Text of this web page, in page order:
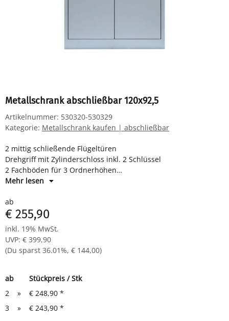
Metallschrank abschließbar 120x92,5
Artikelnummer: 530320-530329
Kategorie: Metallschrank kaufen | abschließbar
2 mittig schließende Flügeltüren
Drehgriff mit Zylinderschloss inkl. 2 Schlüssel
2 Fachböden für 3 Ordnerhöhen
Maße: H 1200 x B 925 x T 422 mm
Mehr lesen
ab
€ 255,90
inkl. 19% MwSt.
UVP: € 399,90
(Du sparst 36.01%, € 144,00)
ab
Stückpreis / Stk
2
» € 248,90 *
3
» € 243,90 *